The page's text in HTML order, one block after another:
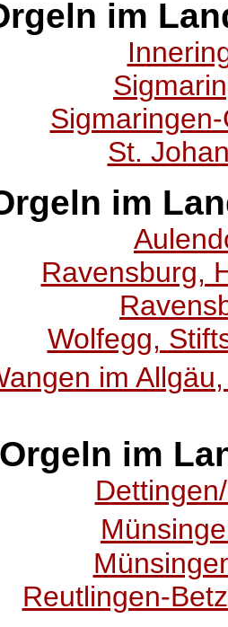
im
St.
im
Ravensburg,
Wolfegg,
im
Orgeln im
Reutlingen-